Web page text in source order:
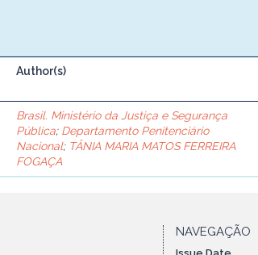
Author(s)
Brasil. Ministério da Justiça e Segurança
Pública; Departamento Penitenciário
Nacional; TÂNIA MARIA MATOS FERREIRA
FOGAÇA
NAVEGAÇÃO